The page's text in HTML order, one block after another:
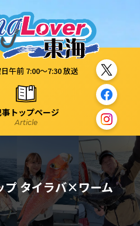
午前 7:00～7:30 放送
トップページ
Article
プ タイラバ×ワーム